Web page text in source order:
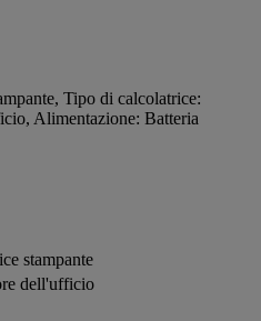
Tipo di calcolatrice:
Alimentazione: Batteria
stampante
dell'ufficio